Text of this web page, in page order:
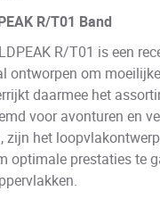
R/T01 Band
R/T01 is een
ontworpen om
daarmee het
voor avonturen en
zijn het
optimale prestaties te